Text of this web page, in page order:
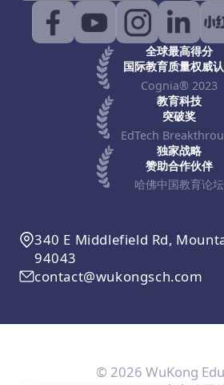
全球最高得分
国际教育质量权威
Cognia® 2023
教育科技
突破奖
EdTech
独家战略
赞助合作伙伴
哈佛中国教育论坛
340 E Middlefield Rd,
94043
contact@wukongsch.com
© 2026 WuKong